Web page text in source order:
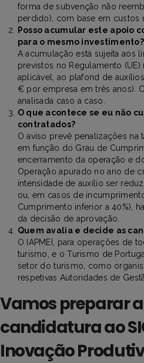
forma de subvenção não
perdido), com base em custos
Posso acumular este apoio
para o mesmo investimento?
A acumulação está sujeita aos
previstos no Regulamento (UE)
aplicável, ao plafond de
€ por empresa em três anos).
analisada caso a caso.
O que acontece se eu não
contratados?
O aviso prevê penalizações na
em função do Grau de
encerramento da operação e
Operação apurado no ano de
intensidade de auxílio ser
ou, em casos de
Cumprimento inferior a 40%),
da decisão de aprovação.
Quem avalia e decide as
O IAPMEI, para operações de
turismo, e o Turismo de
setor do turismo, como
respetivas Autoridades de
Vamos preparar
candidatura ao
Inovação